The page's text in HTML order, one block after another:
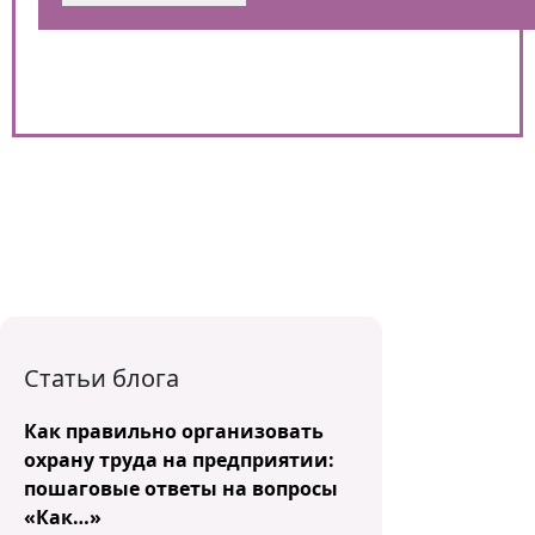
Статьи блога
Как правильно организовать
охрану труда на предприятии:
пошаговые ответы на вопросы
«Как…»